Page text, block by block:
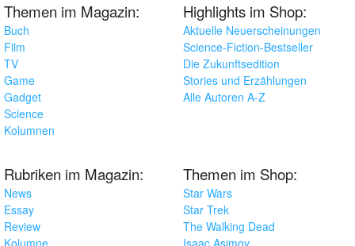
Themen im Magazin:
Buch
Film
TV
Game
Gadget
Science
Kolumnen
Highlights im Shop:
Aktuelle Neuerscheinungen
Science-Fiction-Bestseller
Die Zukunftsedition
Stories und Erzählungen
Alle Autoren A-Z
Rubriken im Magazin:
News
Essay
Review
Kolumne
Themen im Shop:
Star Wars
Star Trek
The Walking Dead
Isaac Asimov